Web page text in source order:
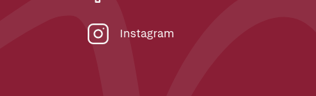
Instagram